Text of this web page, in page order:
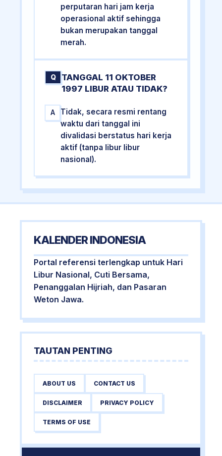
perputaran hari jam kerja
operasional aktif sehingga
bukan merupakan tanggal
merah.
Q
TANGGAL 11 OKTOBER
1997 LIBUR ATAU TIDAK?
A
Tidak, secara resmi rentang
waktu dari tanggal ini
divalidasi berstatus hari kerja
aktif (tanpa libur libur
nasional).
KALENDER INDONESIA
Portal referensi terlengkap untuk Hari
Libur Nasional, Cuti Bersama,
Penanggalan Hijriah, dan Pasaran
Weton Jawa.
TAUTAN PENTING
ABOUT US CONTACT US
DISCLAIMER PRIVACY POLICY
TERMS OF USE